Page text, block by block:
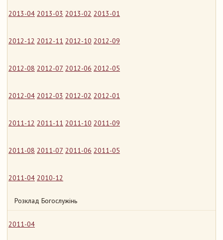
2013-04 2013-03 2013-02 2013-01
2012-12 2012-11 2012-10 2012-09
2012-08 2012-07 2012-06 2012-05
2012-04 2012-03 2012-02 2012-01
2011-12 2011-11 2011-10 2011-09
2011-08 2011-07 2011-06 2011-05
2011-04 2010-12
Розклад Богослужінь
2011-04